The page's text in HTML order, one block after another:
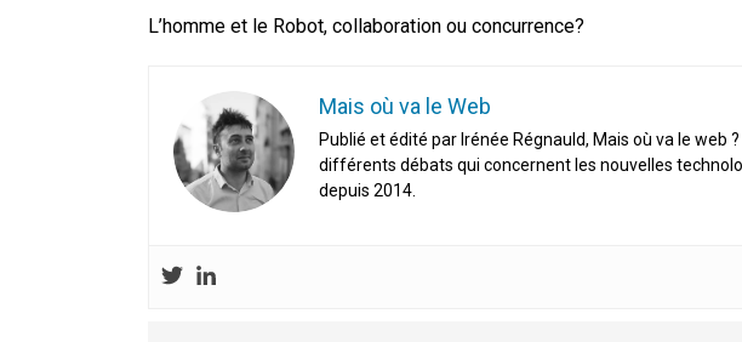
L’homme et le Robot, collaboration ou concurrence?
Mais où va le Web
Publié et édité par Irénée Régnauld, Mais où va le web
différents débats qui concernent les nouvelles
depuis 2014.